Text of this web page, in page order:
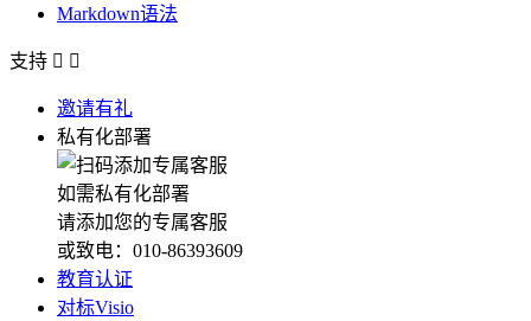
Markdown语法
支持  
邀请有礼
私有化部署
如需私有化部署
请添加您的专属客服
或致电：010-86393609
教育认证
对标Visio